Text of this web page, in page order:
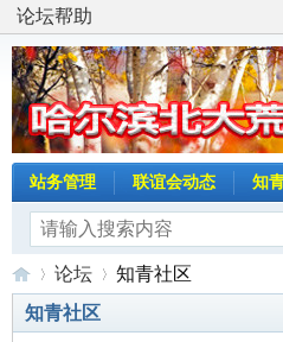
论坛帮助
站务管理 联谊会动态 知
论坛
知青社区
知青社区